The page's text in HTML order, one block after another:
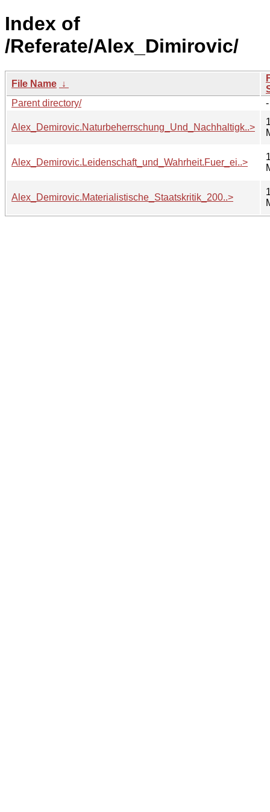
Index of
/Referate/Alex_Dimirovic/
File Name ↓
Parent directory/
-
Alex_Demirovic.Naturbeherrschung_Und_Nachhaltigk..>
Alex_Demirovic.Leidenschaft_und_Wahrheit.Fuer_ei..>
Alex_Demirovic.Materialistische_Staatskritik_200..>